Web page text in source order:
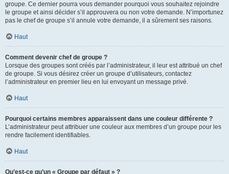
groupe. Ce dernier pourra vous demander pourquoi vous souhaitez rejoindre
le groupe et ainsi décider s’il approuvera ou non votre demande. N’importunez
pas le chef de groupe s’il annule votre demande, il a sûrement ses raisons.
Haut
Comment devenir chef de groupe ?
Lorsque des groupes sont créés par l’administrateur, il leur est attribué un chef
de groupe. Si vous désirez créer un groupe d’utilisateurs, contactez
l’administrateur en premier lieu en lui envoyant un message privé.
Haut
Pourquoi certains membres apparaissent dans une couleur différente ?
L’administrateur peut attribuer une couleur aux membres d’un groupe pour les
rendre facilement identifiables.
Haut
Qu’est-ce qu’un « Groupe par défaut » ?